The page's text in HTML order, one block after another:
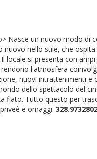
Nasce un nuovo modo di
nello stile, che ospita
locale si presenta con ampi
l'atmosfera
nuovi intrattenimenti e
dello spettacolo del
fiato. Tutto questo per
e omaggi: 328.9732802